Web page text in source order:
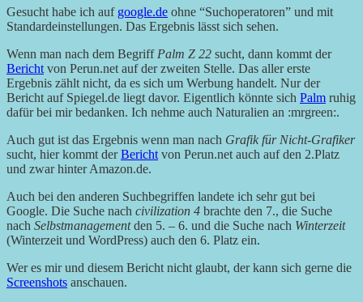
Gesucht habe ich auf google.de ohne “Suchoperatoren” und mit
Standardeinstellungen. Das Ergebnis lässt sich sehen.
Wenn man nach dem Begriff Palm Z 22 sucht, dann kommt der
Bericht von Perun.net auf der zweiten Stelle. Das aller erste
Ergebnis zählt nicht, da es sich um Werbung handelt. Nur der
Bericht auf Spiegel.de liegt davor. Eigentlich könnte sich Palm ruhig
dafür bei mir bedanken. Ich nehme auch Naturalien an :mrgreen:.
Auch gut ist das Ergebnis wenn man nach Grafik für Nicht-Grafiker
sucht, hier kommt derBericht von Perun.net auch auf den 2.Platz
und zwar hinter Amazon.de.
Auch bei den anderen Suchbegriffen landete ich sehr gut bei
Google. Die Suche nach civilization 4 brachte den 7., die Suche
nach Selbstmanagementden 5. – 6. und die Suche nach Winterzeit
(Winterzeit und WordPress) auch den 6. Platz ein.
Wer es mir und diesem Bericht nicht glaubt, der kann sich gerne die
Screenshots anschauen.